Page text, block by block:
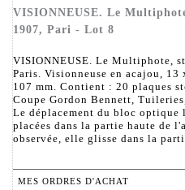
VISIONNEUSE. Le
1907, Pari - Lot 8
VISIONNEUSE. Le Multiphote,
Paris. Visionneuse en acajou,
107 mm. Contient : 20 plaques
Coupe Gordon Bennett,
Le déplacement du bloc optique
placées dans la partie haute de
observée, elle glisse dans la
MES ORDRES D'ACHAT